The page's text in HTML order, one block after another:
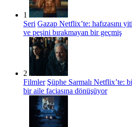
1
Seri Gazap Netflix’te: hafızasını
ve peşini bırakmayan bir geçmiş
2
Filmler Şüphe Sarmalı Netflix’te:
bir aile faciasına dönüşüyor